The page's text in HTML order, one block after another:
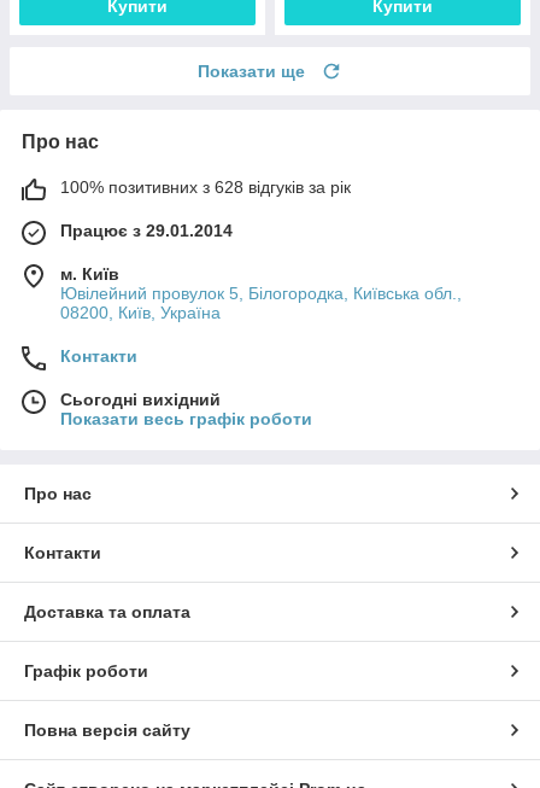
Купити Купити
Показати ще
Про нас
100% позитивних з 628 відгуків за рік
Працює з 29.01.2014
м. Київ
Ювілейний провулок 5, Білогородка, Київська обл.,
08200, Київ, Україна
Контакти
Сьогодні вихідний
Показати весь графік роботи
Про нас
Контакти
Доставка та оплата
Графік роботи
Повна версія сайту